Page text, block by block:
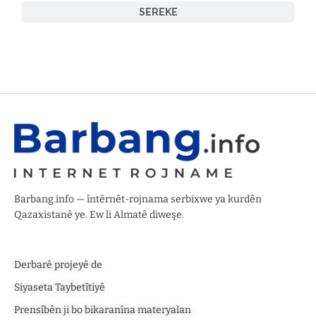
SEREKE
Barbang.info — întêrnêt-rojnama serbixwe ya kurdên
Qazaxistanê ye. Ew li Almatê diweşe.
Derbarê projeyê de
Siyaseta Taybetîtiyê
Prensîbên ji bo bikaranîna materyalan